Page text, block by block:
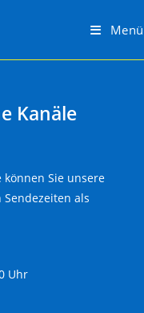
Menü
Kanäle
Sie unsere
als
Uhr